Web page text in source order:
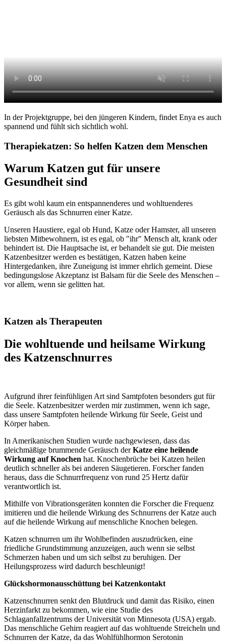
In der Projektgruppe, bei den jüngeren Kindern, findet Enya es auch
spannend und fühlt sich sichtlich wohl.
Therapiekatzen: So helfen Katzen dem Menschen
Warum Katzen gut für unsere
Gesundheit sind
Es gibt wohl kaum ein entspannenderes und wohltuenderes
Geräusch als das Schnurren einer Katze.
Unseren Haustiere, egal ob Hund, Katze oder Hamster, all unseren
liebsten Mitbewohnern, ist es egal, ob "ihr" Mensch alt, krank oder
behindert ist. Die Hauptsache ist, er behandelt sie gut. Die meisten
Katzenbesitzer werden es bestätigen, Katzen haben keine
Hintergedanken, ihre Zuneigung ist immer ehrlich gemeint. Diese
bedingungslose Akzeptanz ist Balsam für die Seele des Menschen –
vor allem, wenn sie gelitten hat.
Katzen als Therapeuten
Die wohltuende und heilsame Wirkung
des Katzenschnurres
Aufgrund ihrer feinfühligen Art sind Samtpfoten besonders gut für
die Seele. Katzenbesitzer werden mir zustimmen, wenn ich sage,
dass unsere Samtpfoten heilende Wirkung für Seele, Geist und
Körper haben.
In Amerikanischen Studien wurde nachgewiesen, dass das
gleichmäßige brummende Geräusch derKatze eine heilende
Wirkung auf Knochen hat. Knochenbrüche bei Katzen heilen
deutlich schneller als bei anderen Säugetieren. Forscher fanden
heraus, dass die Schnurrfrequenz von rund 25 Hertz dafür
verantwortlich ist.
Mithilfe von Vibrationsgeräten konnten die Forscher die Frequenz
imitieren und die heilende Wirkung des Schnurrens der Katze auch
auf die heilende Wirkung auf menschliche Knochen belegen.
Katzen schnurren um ihr Wohlbefinden auszudrücken, eine
friedliche Grundstimmung anzuzeigen, auch wenn sie selbst
Schmerzen haben und um sich selbst zu beruhigen. Der
Heilungsprozess wird dadurch beschleunigt!
Glückshormonausschüttung bei Katzenkontakt
Katzenschnurren senkt den Blutdruck und damit das Risiko, einen
Herzinfarkt zu bekommen, wie eine Studie des
Schlaganfallzentrums der Universität von Minnesota (USA) ergab.
Das menschliche Gehirn reagiert auf das wohltuende Streicheln und
Schnurren der Katze, da das Wohlfühlhormon Serotonin